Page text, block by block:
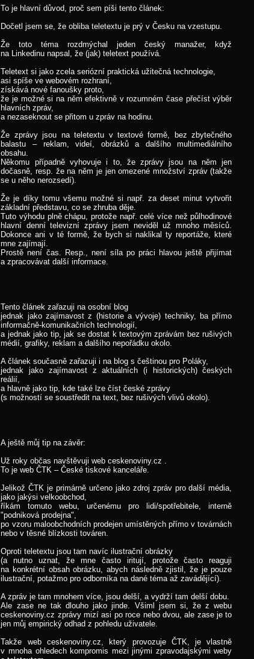
To je hlavní důvod, proč sem píši tento článek:
Dočetl jsem se, že obliba teletextu je prý v Česku na vzestupu.
Že toto téma rozdmýchal jeden český manažer, když
na Linkedinu napsal, že (jak) teletext používá.
Teletext si jako zcela seriózní praktická užitečná technologie,
asi spíše ve webovém rozhraní,
získává nové fanoušky proto,
že je možné si na něm efektivně v rozumném čase přečíst výběr
hlavních zpráv,
a nezaseknout se přitom u zpráv na hodinu.
Že zprávy jsou na teletextu v textové formě, bez zbytečného
balastu – reklam, videí, obrázků a dalšího multimediálního
obsahu.
Někomu případně vyhovuje i to, že zprávy jsou na něm jen
dočasně, resp. že na něm je jen omezené množství zpráv (takže
se u něho nerozsedí).
Že je díky tomu všemu možné si např. za deset minut vytvořit
základní představu, co se zhruba děje.
Tuto výhodu plně chápu, protože např. celé více než půlhodinové
hlavní denní televizní zprávy jsem neviděl už mnoho měsíců.
Dokonce ani v té formě, že bych si naklikal ty reportáže, které
mne zajímají.
Prostě není čas. Resp., není síla po práci hlavou ještě přijímat
a zpracovávat další informace.
Tento článek zařazuji na osobní blog
jednak jako zajímavost z (historie a vývoje) techniky, ba přímo
informačně-komunikačních technologií,
a jednak jako tip, jak se dostat k textovým zprávám bez rušivých
médií, grafiky, reklam a dalšího nepořádku okolo.
A článek současně zařazuji i na blog s češtinou pro Poláky,
jednak jako zajímavost z aktuálních (i historických) českých
reálií,
a hlavně jako tip, kde také lze číst české zprávy
(s možností se soustředit na text, bez rušivých vlivů okolo).
A ještě můj tip na závěr:
Už roky občas navštěvuji web ceskenoviny.cz .
To je web ČTK – České tiskové kanceláře.
Jelikož ČTK je primárně určeno jako zdroj zpráv pro další média,
jako jakýsi velkoobchod,
říkám tomuto webu, určenému pro lidi/spotřebitele, interně
"podniková prodejna",
po vzoru maloobchodních prodejen umístěných přímo v továrnách
nebo v těsné blízkosti továren.
Oproti teletextu jsou tam navíc ilustrační obrázky
(a nutno uznat, že mne často iritují, protože často reaguji
na konkrétní obsah obrázku, abych následně zjistil, že je pouze
ilustrační, potažmo pro odborníka na dané téma až zavádějící).
A zpráv je tam mnohem více, jsou delší, a vydrží tam delší dobu.
Ale zase ne tak dlouho jako jinde. Všiml jsem si, že z webu
ceskenoviny.cz zprávy mizí asi po roce nebo dvou, ale zase je to
jen můj empirický odhad z pohledu uživatele.
Takže web ceskenoviny.cz, který provozuje ČTK, je vlastně
v mnoha ohledech kompromis mezi jinými zpravodajskými weby